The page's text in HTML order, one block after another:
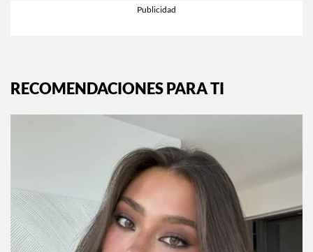
RECOMENDACIONES PARA TI